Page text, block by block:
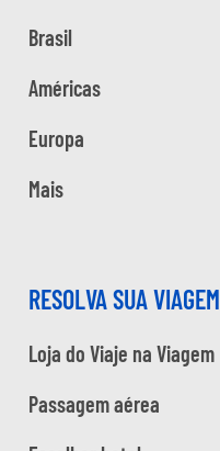
Brasil
Américas
Europa
Mais
RESOLVA SUA VIAGEM
Loja do Viaje na Viagem
Passagem aérea